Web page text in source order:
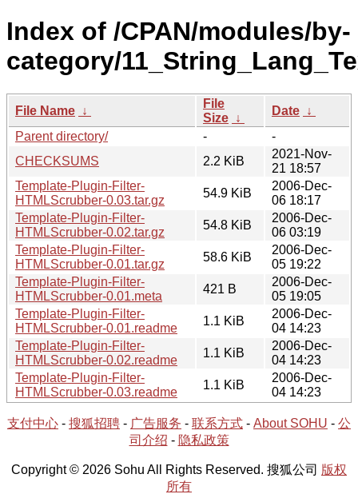
Index of /CPAN/modules/by-
category/
File Name ↓
File
Size ↓
Date ↓
Parent directory/
-
-
CHECKSUMS
2.2 KiB
2021-Nov-
21 18:57
Template-Plugin-Filter-
HTMLScrubber-0.03.tar.gz
54.9 KiB
2006-Dec-
06 18:17
Template-Plugin-Filter-
HTMLScrubber-0.02.tar.gz
54.8 KiB
2006-Dec-
06 03:19
Template-Plugin-Filter-
HTMLScrubber-0.01.tar.gz
58.6 KiB
2006-Dec-
05 19:22
Template-Plugin-Filter-
HTMLScrubber-0.01.meta
421 B
2006-Dec-
05 19:05
Template-Plugin-Filter-
HTMLScrubber-0.01.readme
1.1 KiB
2006-Dec-
04 14:23
Template-Plugin-Filter-
HTMLScrubber-0.02.readme
1.1 KiB
2006-Dec-
04 14:23
Template-Plugin-Filter-
HTMLScrubber-0.03.readme
1.1 KiB
2006-Dec-
04 14:23
支付中心 - 搜狐招聘 - 广告服务 - 联系方式 - About SOHU - 公
司介绍 - 隐私政策
Copyright © 2026 Sohu All Rights Reserved. 搜狐公司 版权
所有